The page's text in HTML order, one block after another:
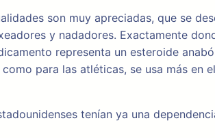
son muy apreciadas, que se
y nadadores. Exactamente
representa un esteroide
para las atléticas, se usa más
tenían ya una